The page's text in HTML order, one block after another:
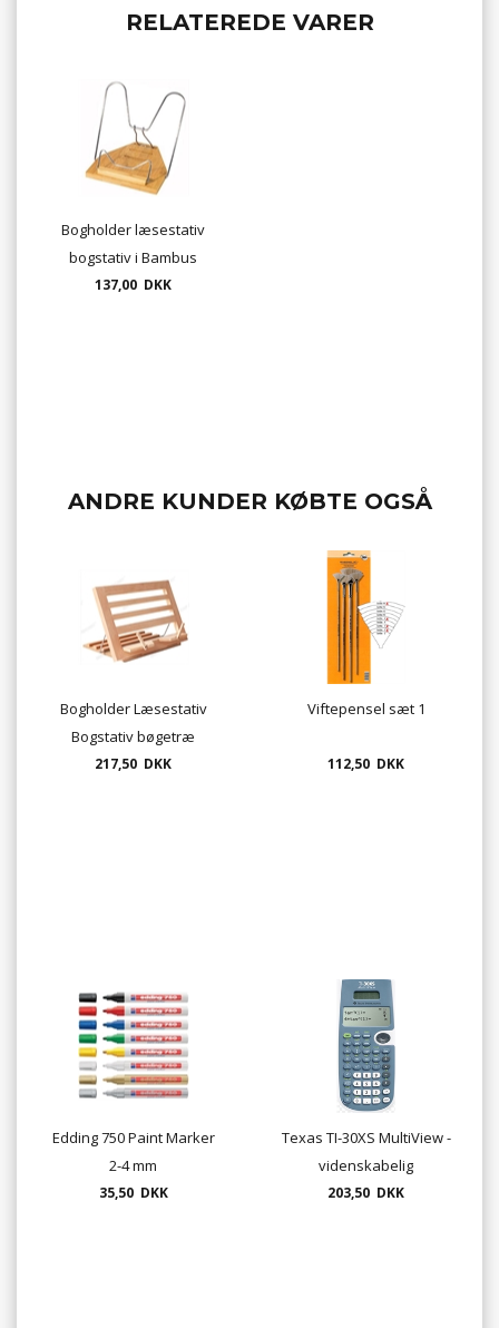
RELATEREDE VARER
Bogholder læsestativ
bogstativ i Bambus
137,00 DKK
ANDRE KUNDER KØBTE OGSÅ
Bogholder Læsestativ
Bogstativ bøgetræ
217,50 DKK
Viftepensel sæt 1
112,50 DKK
Edding 750 Paint Marker
2-4 mm
35,50 DKK
Texas TI-30XS MultiView -
videnskabelig
regnemaskine
203,50 DKK